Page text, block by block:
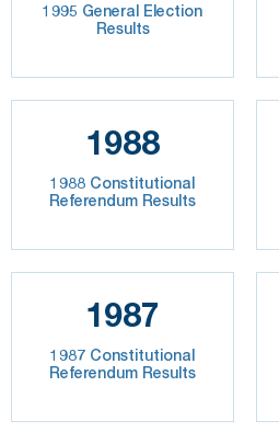
1995 General Election
Results
1988
1988 Constitutional
Referendum Results
1987
1987 Constitutional
Referendum Results